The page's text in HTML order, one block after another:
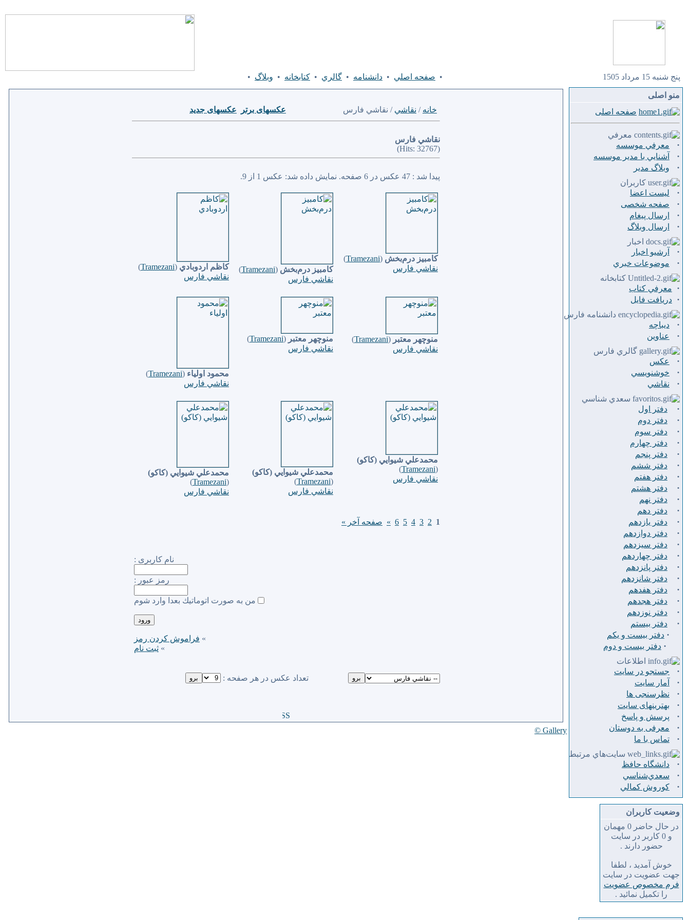
پنج شنبه 15 مرداد 1505 • صفحه اصلي • دانشنامه • گالري • كتابخانه • وبلاگ •
منو اصلی
صفحه اصلی
معرفي
· معرفي موسسه
· آشنايي با مدير موسسه
·
وبلاگ مدير
کاربران
· لیست اعضا
· صفحه شخصی
· ارسال پيغام
·
ارسال وبلاگ
اخبار
· آرشیو اخبار
·
موضوعات خبري
كتابخانه
· معرفي كتاب
· دريافت فايل
دانشنامه فارس
· ديباچه
·
عناوين
گالري فارس
· عكس
· خوشنويسي
·
نقاشي
سعدي شناسي
· دفتر اول
· دفتر دوم
· دفتر سوم
· دفتر چهارم
· دفتر پنجم
· دفتر ششم
· دفتر هفتم
· دفتر هشتم
· دفتر نهم
· دفتر دهم
· دفتر يازدهم
· دفتر دوازدهم
· دفتر سيزدهم
· دفتر چهاردهم
· دفتر پانزدهم
· دفتر شانزدهم
· دفتر هفدهم
· دفتر هجدهم
· دفتر نوزدهم
· دفتر بیستم
· دفتر بیست و یکم
· دفتر بیست و دوم
اطلاعات
· جستجو در سایت
· آمار سایت
· نظرسنجی ها
· بهترینهای سایت
· پرسش و پاسخ
· معرفی به دوستان
·
تماس با ما
سايت‌هاي مرتبط
· دانشگاه حافظ
· سعدي‌شناسي
· كوروش كمالي
وضعیت کاربران
در حال حاضر 0 مهمان
و 0 کاربر در سایت
حضور دارند .
خوش آمدید ، لطفا
جهت عضویت در سایت
فرم مخصوص عضویت
را تکمیل نمائید .
خانه / نقاشي / نقاشي فارس عكسهای برتر عكسهای جدید
نقاشي فارس
(Hits: 32767)
پیدا شد : 47 عكس در 6 صفحه. نمایش داده شد: عكس 1 از 9.
كامبيز درم‌بخش (
Tramezani
)
نقاشي فارس
كامبيز درم‌بخش (
Tramezani
)
نقاشي فارس
كاظم اردوبادي (
Tramezani
)
نقاشي فارس
منوچهر معتبر (
Tramezani
)
نقاشي فارس
منوچهر معتبر (
Tramezani
)
نقاشي فارس
محمود اولياء (
Tramezani
)
نقاشي فارس
محمدعلي شيوايي (كاكو)
(
Tramezani
)
نقاشي فارس
محمدعلي شيوايي (كاكو)
(
Tramezani
)
نقاشي فارس
محمدعلي شيوايي (كاكو)
(
Tramezani
)
نقاشي فارس
1
2
3
4
5
6
» صفحه آخر »
نام كاربری :
رمز عبور :
من به صورت اتوماتیك بعدا وارد شوم
» فراموش كردن رمز
» ثبت نام
تعداد عكس در هر صفحه :
Gallery ©